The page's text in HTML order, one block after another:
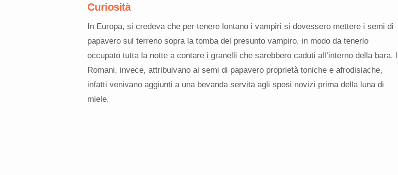
Curiosità
In Europa, si credeva che per tenere lontano i vampiri si dovessero mettere i semi di
papavero sul terreno sopra la tomba del presunto vampiro, in modo da tenerlo
occupato tutta la notte a contare i granelli che sarebbero caduti all’interno della bara. I
Romani, invece, attribuivano ai semi di papavero proprietà toniche e afrodisiache,
infatti venivano aggiunti a una bevanda servita agli sposi novizi prima della luna di
miele.